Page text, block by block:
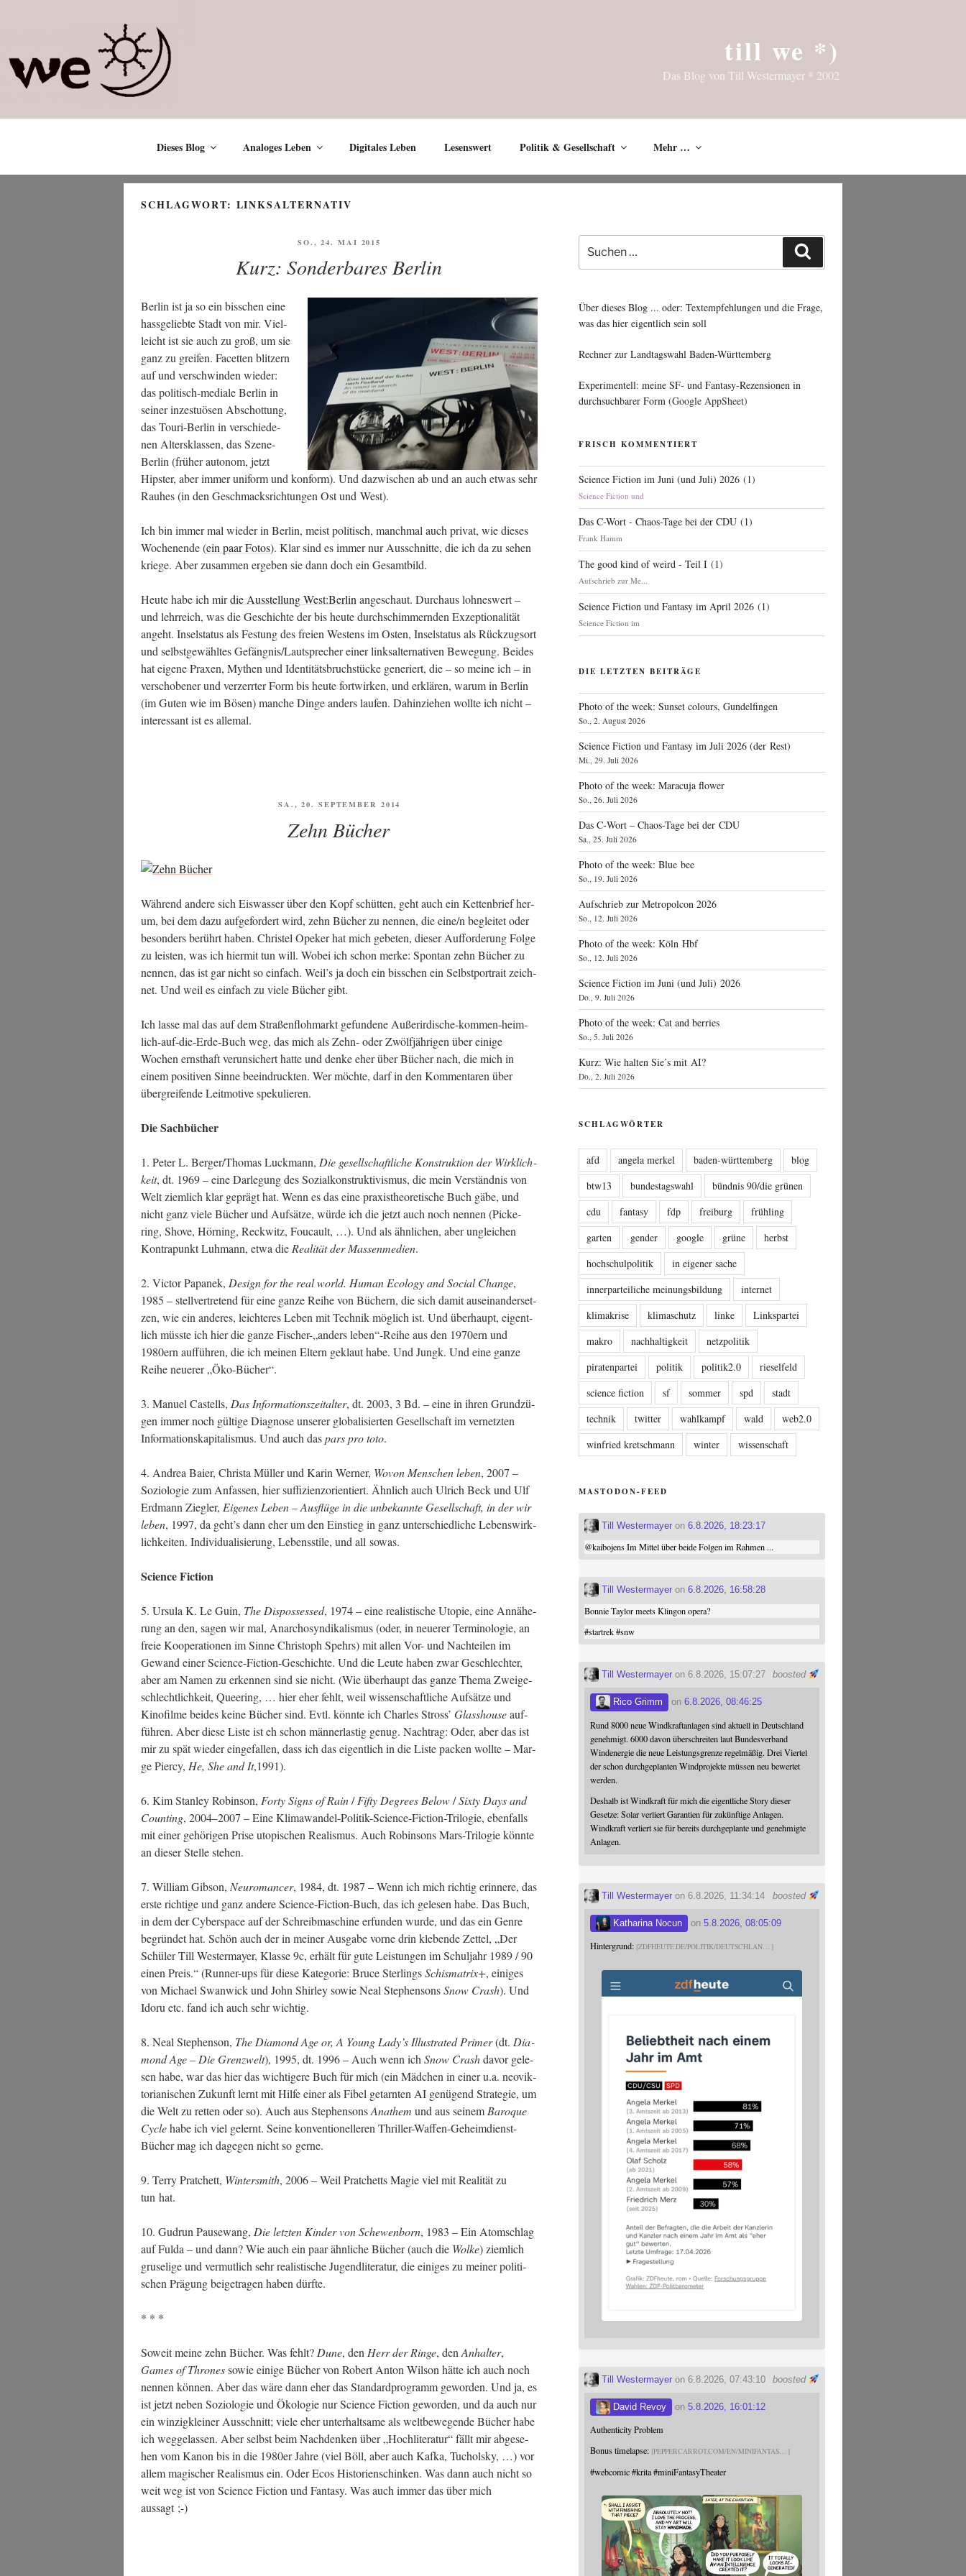
till we *)
Das Blog von Till Westermayer * 2002
Dieses Blog Analoges Leben Digitales Leben Lesenswert Politik & Gesellschaft Mehr …
SCHLAGWORT: LINKSALTERNATIV
VERÖFFENTLICHT
SO., 24. MAI 2015
Kurz: Sonderbares Berlin
Ber­lin ist ja so ein biss­chen eine
hass­ge­lieb­te Stadt von mir. Viel­
leicht ist sie auch zu groß, um sie
ganz zu grei­fen. Facet­ten blit­zern
auf und ver­schwin­den wie­der:
das poli­tisch-media­le Ber­lin in
sei­ner inzes­tuö­sen Abschot­tung,
das Tou­ri-Ber­lin in ver­schie­de­
nen Alters­klas­sen, das Sze­ne-
Ber­lin (frü­her auto­nom, jetzt
Hips­ter, aber immer uni­form und kon­form). Und dazwi­schen ab und an auch etwas sehr
Rau­hes (in den Geschmacks­rich­tun­gen Ost und West).
Ich bin immer mal wie­der in Ber­lin, meist poli­tisch, manch­mal auch pri­vat, wie die­ses
Wochen­en­de (ein paar Fotos). Klar sind es immer nur Aus­schnit­te, die ich da zu sehen
krie­ge. Aber zusam­men erge­ben sie dann doch ein Gesamtbild.
Heu­te habe ich mirdie Aus­stel­lung West:Berlin ange­schaut. Durch­aus loh­nes­wert –
und lehr­reich, was die Geschich­te der bis heu­te durch­schim­mern­den Exzep­tio­na­li­tät
angeht. Insel­sta­tus als Fes­tung des frei­en Wes­tens im Osten, Insel­sta­tus als Rück­zugs­ort
und selbst­ge­wähl­tes Gefängnis/Lautsprecher einer links­al­ter­na­ti­ven Bewe­gung. Bei­des
hat eige­ne Pra­xen, Mythen und Iden­ti­täts­bruch­stü­cke gene­riert, die – so mei­ne ich – in
ver­scho­be­ner und ver­zerr­ter Form bis heu­te fort­wir­ken, und erklä­ren, war­um in Ber­lin
(im Guten wie im Bösen) man­che Din­ge anders lau­fen. Dahin­zie­hen woll­te ich nicht –
inter­es­sant ist es allemal.
VERÖFFENTLICHT
SA., 20. SEPTEMBER 2014
Zehn Bücher
Wäh­rend ande­re sich Eis­was­ser über den Kopf schüt­ten, geht auch ein Ket­ten­brief her­
um, bei dem dazu auf­ge­for­dert wird, zehn Bücher zu nen­nen, die eine/n beglei­tet oder
beson­ders berührt haben. Chris­tel Ope­ker hat mich gebe­ten, die­ser Auf­for­de­rung Fol­ge
zu leis­ten, was ich hier­mit tun will. Wobei ich schon mer­ke: Spon­tan zehn Bücher zu
nen­nen, das ist gar nicht so ein­fach. Weil’s ja doch ein biss­chen ein Selbst­por­trait zeich­
net. Und weil es ein­fach zu vie­le Bücher gibt.
Ich las­se mal das auf dem Stra­ßen­floh­markt gefun­de­ne Außer­ir­di­sche-kom­men-heim­
lich-auf-die-Erde-Buch weg, das mich als Zehn- oder Zwölf­jäh­ri­gen über eini­ge
Wochen ernst­haft ver­un­si­chert hat­te und den­ke eher über Bücher nach, die mich in
einem posi­ti­ven Sin­ne beein­druck­ten. Wer möch­te, darf in den Kom­men­ta­ren über
über­grei­fen­de Leit­mo­ti­ve spekulieren.
Die Sach­bü­cher
1. Peter L. Berger/Thomas Luck­mann, Die gesell­schaft­li­che Kon­struk­ti­on der Wirk­lich­
keit, dt. 1969 – eine Dar­le­gung des Sozi­al­kon­struk­ti­vis­mus, die mein Ver­ständ­nis von
Welt ziem­lich klar geprägt hat. Wenn es das eine pra­xis­theo­re­ti­sche Buch gäbe, und
nicht ganz vie­le Bücher und Auf­sät­ze, wür­de ich die jetzt auch noch nen­nen (Picke­
ring, Sho­ve, Hör­ning, Reck­witz, Fou­cault, …). Und als ähn­li­chen, aber unglei­chen
Kon­tra­punkt Luh­mann, etwa die Rea­li­tät der Mas­sen­me­di­en.
2. Vic­tor Papa­nek, Design for the real world. Human Eco­lo­gy and Social Chan­ge,
1985 – stell­ver­tre­tend für eine gan­ze Rei­he von Büchern, die sich damit aus­ein­an­der­set­
zen, wie ein ande­res, leich­te­res Leben mit Tech­nik mög­lich ist. Und über­haupt, eigent­
lich müss­te ich hier die gan­ze Fischer-„anders leben“-Reihe aus den 1970ern und
1980ern auf­füh­ren, die ich mei­nen Eltern geklaut habe. Und Jungk. Und eine gan­ze
Rei­he neue­rer „Öko-Bücher“.
3. Manu­el Cas­tells, Das Infor­ma­ti­ons­zeit­al­ter, dt. 2003, 3 Bd. – eine in ihren Grund­zü­
gen immer noch gül­ti­ge Dia­gno­se unse­rer glo­ba­li­sier­ten Gesell­schaft im ver­netz­ten
Infor­ma­ti­ons­ka­pi­ta­lis­mus. Und auch daspars pro toto.
4. Andrea Bai­er, Chris­ta Mül­ler und Karin Wer­ner, Wovon Men­schen leben, 2007 –
Sozio­lo­gie zum Anfas­sen, hier suf­fi­zi­enz­ori­en­tiert. Ähn­lich auch Ulrich Beck und Ulf
Erd­mann Zieg­ler, Eige­nes Leben – Aus­flü­ge in die unbe­kann­te Gesell­schaft, in der wir
leben, 1997, da geht’s dann eher um den Ein­stieg in ganz unter­schied­li­che Lebens­wirk­
lich­kei­ten. Indi­vi­dua­li­sie­rung, Lebens­sti­le, und all sowas.
Sci­ence Fiction
5. Ursu­la K. Le Guin, The Dis­pos­s­es­sed, 1974 – eine rea­lis­ti­sche Uto­pie, eine Annä­he­
rung an den, sagen wir mal, Anar­cho­syn­di­ka­lis­mus (oder, in neue­rer Ter­mi­no­lo­gie, an
freie Koope­ra­tio­nen im Sin­ne Chris­toph Spehrs) mit allen Vor- und Nach­tei­len im
Gewand einer Sci­ence-Fic­tion-Geschich­te. Und die Leu­te haben zwar Geschlech­ter,
aber am Namen zu erken­nen sind sie nicht. (Wie über­haupt das gan­ze The­ma Zwei­ge­
schlecht­lich­keit, Que­e­ring, … hier eher fehlt, weil wis­sen­schaft­li­che Auf­sät­ze und
Kino­fil­me bei­des kei­ne Bücher sind. Evtl. könn­te ich Charles Stross’ Glass­houseauf­
füh­ren. Aber die­se Lis­te ist eh schon män­ner­las­tig genug. Nach­trag: Oder, aber das ist
mir zu spät wie­der ein­ge­fal­len, dass ich das eigent­lich in die Lis­te packen woll­te – Mar­
ge Pier­cy, He, She and It,1991).
6. Kim Stan­ley Robin­son, For­ty Signs of Rain/Fif­ty Degrees Below/Six­ty Days and
Coun­ting, 2004–2007 – Eine Kli­ma­wan­del-Poli­tik-Sci­ence-Fic­tion-Tri­lo­gie, eben­falls
mit einer gehö­ri­gen Pri­se uto­pi­schen Rea­lis­mus. Auch Robin­sons Mars-Tri­lo­gie könn­te
an die­ser Stel­le stehen.
7. Wil­liam Gib­son, Neu­ro­man­cer, 1984, dt. 1987 – Wenn ich mich rich­tig erin­ne­re, das
ers­te rich­ti­ge und ganz ande­re Sci­ence-Fic­tion-Buch, das ich gele­sen habe. Das Buch,
in dem der Cyber­space auf der Schreib­ma­schi­ne erfun­den wur­de, und das ein Gen­re
begrün­det hat. Schön auch der in mei­ner Aus­ga­be vor­ne drin kle­ben­de Zet­tel, „Der
Schü­ler Till Wes­ter­may­er, Klas­se 9c, erhält für gute Leis­tun­gen im Schul­jahr 1989 / 90
einen Preis.“ (Run­ner-ups für die­se Kate­go­rie: Bruce Ster­lingsSchis­ma­trix+, eini­ges
von Micha­el Swan­wick und John Shir­ley sowie Neal Ste­phen­sonsSnow Crash). Und
Idoru etc. fand ich auch sehr wichtig.
8. Neal Ste­phen­son, The Dia­mond Age or, A Young Lady’s Illus­tra­ted Pri­mer(dt. Dia­
mond Age – Die Grenz­welt), 1995, dt. 1996 – Auch wenn ich Snow Crashdavor gele­
sen habe, war das hier das wich­ti­ge­re Buch für mich (ein Mäd­chen in einer u.a. neo­vik­
to­ria­ni­schen Zukunft lernt mit Hil­fe einer als Fibel getarn­ten AI genü­gend Stra­te­gie, um
die Welt zu ret­ten oder so). Auch aus Ste­phen­sonsAna­them und aus sei­nem Baro­que
Cyclehabe ich viel gelernt. Sei­ne kon­ven­tio­nel­le­ren Thril­ler-Waf­fen-Geheim­dienst-
Bücher mag ich dage­gen nicht so gerne.
9. Ter­ry Prat­chett, Win­ters­mith, 2006 – Weil Prat­chetts Magie viel mit Rea­li­tät zu
tun hat.
10. Gud­run Pau­se­wang, Die letz­ten Kin­der von Sche­wen­born, 1983 – Ein Atom­schlag
auf Ful­da – und dann? Wie auch ein paar ähn­li­che Bücher (auch die Wol­ke) ziem­lich
gru­se­li­ge und ver­mut­lich sehr rea­lis­ti­sche Jugend­li­te­ra­tur, die eini­ges zu mei­ner poli­ti­
schen Prä­gung bei­getra­gen haben dürfte.
* * *
Soweit mei­ne zehn Bücher. Was fehlt? Dune, den Herr der Rin­ge, den Anhal­ter,
Games of Thro­nessowie eini­ge Bücher von Robert Anton Wil­son hät­te ich auch noch
nen­nen kön­nen. Aber das wäre dann eher das Stan­dard­pro­gramm gewor­den. Und ja, es
ist jetzt neben Sozio­lo­gie und Öko­lo­gie nur Sci­ence Fic­tion gewor­den, und da auch nur
ein win­zig­klei­ner Aus­schnitt; vie­le eher unter­halt­sa­me als welt­be­we­gen­de Bücher habe
ich weg­ge­las­sen. Aber selbst beim Nach­den­ken über „Hoch­li­te­ra­tur“ fällt mir abge­se­
hen vom Kanon bis in die 1980er Jah­re (viel Böll, aber auch Kaf­ka, Tuchol­sky, …) vor
allem magi­scher Rea­lis­mus ein. Oder Ecos His­to­ri­en­schin­ken. Was dann auch nicht so
weit weg ist von Sci­ence Fic­tion und Fan­ta­sy. Was auch immer das über mich
aussagt ;-)
Suche
nach:
Über dieses Blog ... oder: Textempfehlungen und die Frage,
was das hier eigentlich sein soll
Rechner zur Landtagswahl Baden-Württemberg
Experimentell: meine SF- und Fantasy-Rezensionen in
durchsuchbarer Form (Google AppSheet)
FRISCH KOMMENTIERT
Science Fiction im Juni (und Juli) 2026 (1)
Science Fiction und
Das C-Wort - Chaos-Tage bei der CDU (1)
Frank Hamm
The good kind of weird - Teil I (1)
Aufschrieb zur Me...
Science Fiction und Fantasy im April 2026 (1)
Science Fiction im
DIE LETZTEN BEITRÄGE
Photo of the week: Sunset colours, Gundelfingen
So., 2. August 2026
Science Fiction und Fantasy im Juli 2026 (der Rest)
Mi., 29. Juli 2026
Photo of the week: Maracuja flower
So., 26. Juli 2026
Das C‑Wort – Chaos-Tage bei der CDU
Sa., 25. Juli 2026
Photo of the week: Blue bee
So., 19. Juli 2026
Aufschrieb zur Metropolcon 2026
So., 12. Juli 2026
Photo of the week: Köln Hbf
So., 12. Juli 2026
Science Fiction im Juni (und Juli) 2026
Do., 9. Juli 2026
Photo of the week: Cat and berries
So., 5. Juli 2026
Kurz: Wie halten Sie’s mit AI?
Do., 2. Juli 2026
SCHLAGWÖRTER
afd angela merkel baden-württemberg
blog
btw13
bundestagswahl
bündnis 90/die grünen
cdu
fantasy fdp freiburg
frühling
garten
gender google grüne
herbst
hochschulpolitik
in eigener sache
innerparteiliche meinungsbildung
internet
klimakrise
klimaschutz linke
Linkspartei
makro
nachhaltigkeit
netzpolitik
piratenpartei
politik politik2.0
rieselfeld
science fiction
sf sommer spd
stadt
technik
twitter wahlkampf wald
web2.0
winfried kretschmann
winter wissenschaft
MASTODON-FEED
Till Westermayer on6.8.2026, 18:23:17
@kaibojensIm Mittel über beide Folgen im Rahmen ...
Till Westermayer on6.8.2026, 16:58:28
Bonnie Taylor meets Klingon opera?
#startrek #snw
boosted
Till Westermayer on 6.8.2026, 15:07:27
Rico Grimm on6.8.2026, 08:46:25
Rund 8000 neue Windkraftanlagen sind aktuell in Deutschland
genehmigt. 6000 davon überschreiten laut Bundesverband
Windenergie die neue Leistungsgrenze regelmäßig. Drei Viertel
der schon durchgeplanten Windprojekte müssen neu bewertet
werden.
Deshalb ist Windkraft für mich die eigentliche Story dieser
Gesetze: Solar verliert Garantien für zukünftige Anlagen.
Windkraft verliert sie für bereits durchgeplante und genehmigte
Anlagen.
boosted
Till Westermayer on 6.8.2026, 11:34:14
Katharina Nocun on5.8.2026, 08:05:09
Hintergrund: ZDFHEUTE.DE/POLITIK/DEUTSCHLAN
boosted
Till Westermayer on 6.8.2026, 07:43:10
David Revoy on5.8.2026, 16:01:12
Authenticity Problem
Bonus timelapse: PEPPERCARROT.COM/EN/MINIFANTAS
#webcomic #krita#miniFantasyTheater